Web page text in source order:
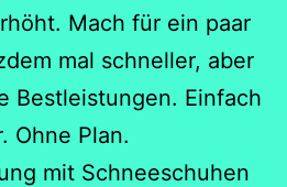
Mach für ein paar
mal schneller, aber
Bestleistungen. Einfach
Ohne Plan.
mit Schneeschuhen